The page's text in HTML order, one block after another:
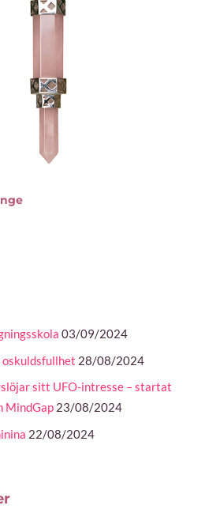
03/09/2024
28/08/2024
sitt UFO-intresse – startat
MindGap 23/08/2024
22/08/2024